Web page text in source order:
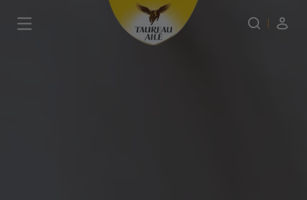
Panneau de gestion des cookies